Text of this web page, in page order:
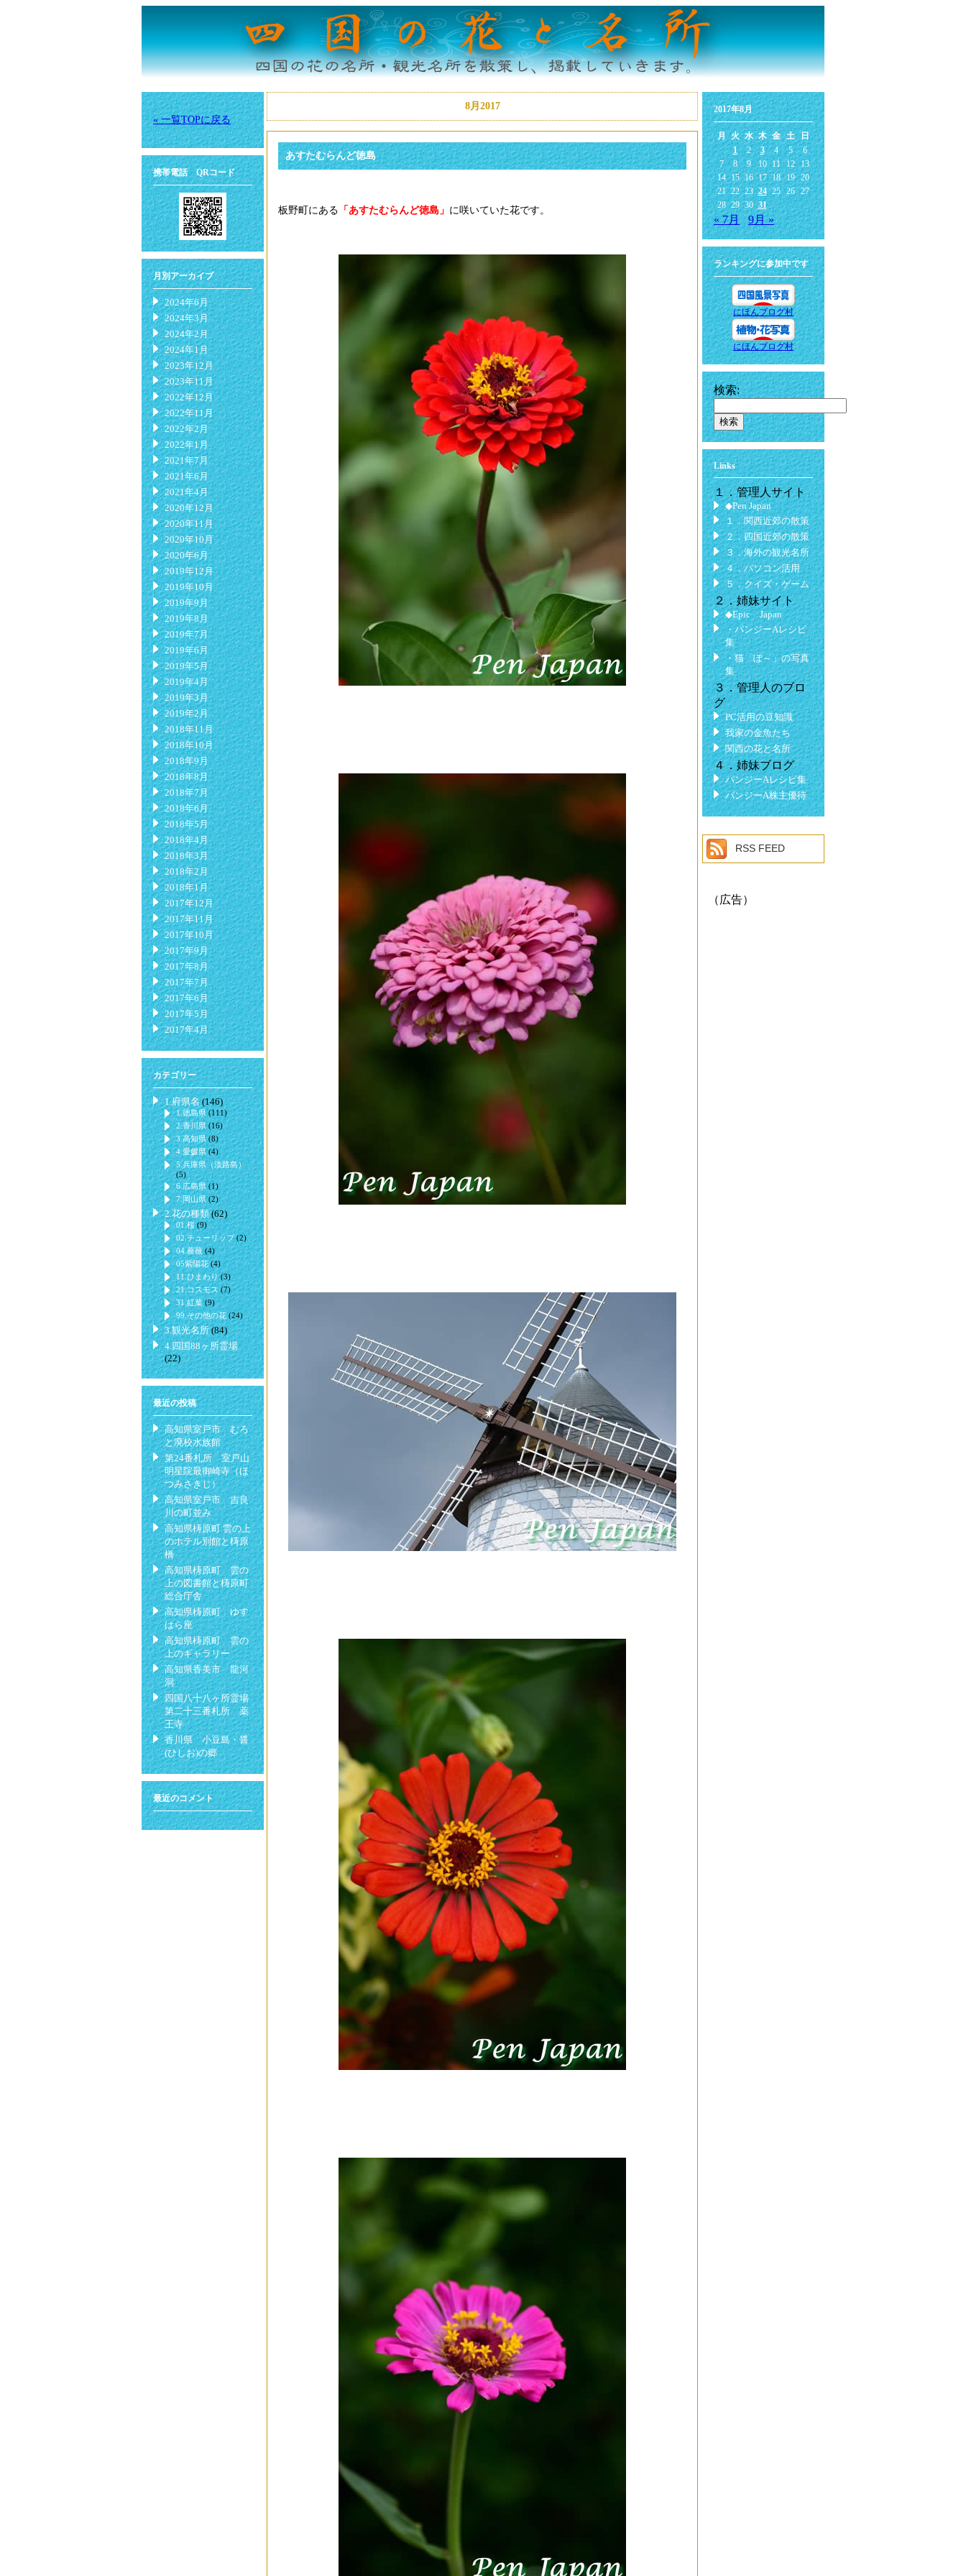
« 一覧TOPに戻る
携帯電話 QRコード
月別アーカイブ
2024年6月
2024年3月
2024年2月
2024年1月
2023年12月
2023年11月
2022年12月
2022年11月
2022年2月
2022年1月
2021年7月
2021年6月
2021年4月
2020年12月
2020年11月
2020年10月
2020年6月
2019年12月
2019年10月
2019年9月
2019年8月
2019年7月
2019年6月
2019年5月
2019年4月
2019年3月
2019年2月
2018年11月
2018年10月
2018年9月
2018年8月
2018年7月
2018年6月
2018年5月
2018年4月
2018年3月
2018年2月
2018年1月
2017年12月
2017年11月
2017年10月
2017年9月
2017年8月
2017年7月
2017年6月
2017年5月
2017年4月
カテゴリー
1.府県名(146)
1.徳島県(111)
2.香川県(16)
3.高知県 (8)
4.愛媛県 (4)
5.兵庫県（淡路島）
(5)
6.広島県 (1)
7.岡山県(2)
2.花の種類(62)
01.桜(9)
02.チューリップ(2)
04.薔薇(4)
05紫陽花(4)
11.ひまわり(3)
21.コスモス (7)
31.紅葉(9)
99.その他の花(24)
3.観光名所(84)
4.四国88ヶ所霊場
(22)
最近の投稿
高知県室戸市 むろ
と廃校水族館
第24番札所 室戸山
明星院最御崎寺（ほ
つみさきじ）
高知県室戸市 吉良
川の町並み
高知県梼原町 雲の上
のホテル別館と梼原
橋
高知県梼原町 雲の
上の図書館と梼原町
総合庁舎
高知県梼原町 ゆす
はら座
高知県梼原町 雲の
上のギャラリー
高知県香美市 龍河
洞
四国八十八ヶ所霊場
第二十三番札所 薬
王寺
香川県 小豆島・醤
(ひしお)の郷
最近のコメント
8月2017
あすたむらんど徳島
板野町にある 「あすたむらんど徳島」 に咲いていた花です。
2017年8月
月 火 水 木 金 土
日
1
2 3 4 5
6
7
8 9 10 11 12
13
14 15 16 17 18 19 20
21 22 23 24 25 26 27
28 29 30 31
« 7月 9月 »
ランキングに参加中です
にほんブログ村
にほんブログ村
検索:
Links
１．管理人サイト
◆Pen Japan
１．関西近郊の散策
２．四国近郊の散策
３．海外の観光名所
４．パソコン活用
５．クイズ・ゲーム
２．姉妹サイト
◆Epic Japan
・パンジーAレシピ
集
・猫「ぽ～」の写真
集
３．管理人のブロ
グ
PC活用の豆知識
我家の金魚たち
関西の花と名所
４．姉妹ブログ
パンジーAレシピ集
パンジーA株主優待
RSS FEED
（広告）